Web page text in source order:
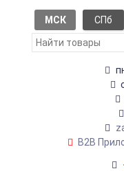
МСК СПб
B2B